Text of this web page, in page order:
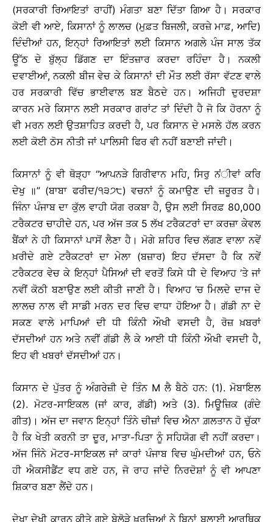
(ਸਰਕਾਰੀ ਰਿਆਇਤਾਂ ਰਾਹੀਂ) ਮੰਗਤਾ ਬਣਾ ਦਿੱਤਾ ਗਿਆ ਹੈ। ਸਰਕਾਰ
ਕੋਈ ਵੀ ਆਏ, ਕਿਸਾਨਾਂ ਨੂੰ ਲਾਲਚ (ਮੁਫ਼ਤ ਬਿਜਲੀ, ਕਰਜ਼ੇ ਮਾਫ਼, ਆਦਿ)
ਦਿੰਦੀਆਂ ਹਨ, ਇਨ੍ਹਾਂ ਰਿਆਇਤਾਂ ਲਈ ਕਿਸਾਨ ਅਗਲੇ ਪੰਜ ਸਾਲ ਤੱਕ
ਊੱਠ ਦੇ ਬੁੱਲ੍ਹ ਡਿੱਗਣ ਦਾ ਇੰਤਜ਼ਾਰ ਕਰਦਾ ਰਹਿੰਦਾ ਹੈ। ਨਕਲੀ
ਦਵਾਈਆਂ, ਨਕਲੀ ਬੀਜ ਵੇਚ ਕੇ ਕਿਸਾਨਾਂ ਦੀ ਮੌਤ ਲਈ ਰੱਸਾ ਵੱਟਣ ਵਾਲੇ
ਹਰ ਸਰਕਾਰੀ ਵਿੱਚ ਭਾਈਵਾਲ ਬਣ ਬੈਠਦੇ ਹਨ। ਅਜਿਹੀ ਦੁਰਦਸ਼ਾ
ਕਾਰਨ ਮਰੇ ਕਿਸਾਨ ਲਈ ਸਰਕਾਰ ਗਰਾਂਟ ਤਾਂ ਦਿੰਦੀ ਹੈ ਜੋ ਕਿ ਹੋਰਨਾ ਨੂੰ
ਵੀ ਮਰਨ ਲਈ ਉਤਸ਼ਾਹਿਤ ਕਰਦੀ ਹੈ, ਪਰ ਕਿਸਾਨ ਦੇ ਮਸਲੇ ਹੱਲ ਕਰਨ
ਲਈ ਕੋਈ ਠੋਸ ਨੀਤੀ ਜਾਂ ਪਾਲਿਸੀ ਫਿਰ ਵੀ ਨਹੀਂ ਬਣਾਈ ਜਾਂਦੀ।
ਕਿਸਾਨਾਂ ਨੂੰ ਵੀ ਥੋੜ੍ਹਾ ‘‘ਆਪਨੜੇ ਗਿਰੀਵਾਨ ਮਹਿ, ਸਿਰੁ ਨਂੀਵਾਂ ਕਰਿ
ਦੇਖੁ ॥’’ (ਬਾਬਾ ਫਰੀਦ/੧੩੭੮) ਵਚਨਾਂ ਨੂੰ ਕਮਾਉਣ ਦੀ ਜ਼ਰੂਰਤ ਹੈ।
ਜਿੰਨਾ ਪੰਜਾਬ ਦਾ ਕੁੱਲ ਵਾਹੀ ਯੋਗ ਰਕਬਾ ਹੈ, ਉਸ ਲਈ ਸਿਰਫ਼ 80,000
ਟਰੈਕਟਰ ਚਾਹੀਦੇ ਹਨ, ਪਰ ਅੱਜ ਤਕ 5 ਲੱਖ ਟਰੈਕਟਰਾਂ ਦਾ ਕਰਜ਼ਾ ਕੇਵਲ
ਬੈਂਕਾਂ ਨੇ ਹੀ ਕਿਸਾਨਾਂ ਪਾਸੋਂ ਲੈਣਾ ਹੈ। ਮੋਗੇ ਸ਼ਹਿਰ ਵਿਚ ਲੱਗਣ ਵਾਲਾ ਨਵੇਂ
ਖ਼ਰੀਦੇ ਗਏ ਟਰੈਕਟਰਾਂ ਦਾ ਮੇਲਾ (ਬਜ਼ਾਰ) ਇਹ ਦੱਸਦਾ ਹੈ ਕਿ ਨਵੇਂ
ਟਰੈਕਟਰ ਵੇਚ ਕੇ ਇਨ੍ਹਾਂ ਪੈਸਿਆਂ ਦੀ ਵਰਤੋਂ ਕਿਸੇ ਧੀ ਦੇ ਵਿਆਹ ’ਤੇ ਜਾਂ
ਨਵੀਂ ਕੋਠੀ ਬਣਾਉਣ ਲਈ ਕੀਤੀ ਜਾਣੀ ਹੈ। ਵਿਆਹ ’ਚ ਮਿਲਦੇ ਦਾਜ ਦੇ
ਲਾਲਚ ਨਾਲ ਵੀ ਸਾਡੀ ਮਰਨ ਦਰ ਵਿਚ ਵਾਧਾ ਹੋਇਆ ਹੈ। ਗੱਡੀ ਨਾ ਦੇ
ਸਕਣ ਵਾਲੇ ਮਾਪਿਆਂ ਦੀ ਧੀ ਕਿੰਨੀ ਔਖੀ ਵਸਦੀ ਹੈ, ਰੋਜ਼ ਖ਼ਬਰਾਂ
ਦੱਸਦੀਆਂ ਹਨ ਅਤੇ ਨਵੀਂ ਗੱਡੀ ਲੈ ਕੇ ਆਈ ਧੀ ਕਿੰਨੀ ਔਖੀ ਵਸਦੀ ਹੈ,
ਇਹ ਵੀ ਖਬਰਾਂ ਦੱਸਦੀਆਂ ਹਨ।
ਕਿਸਾਨ ਦੇ ਪੁੱਤਰ ਨੂੰ ਅੰਗਰੇਜ਼ੀ ਦੇ ਤਿੰਨ M ਲੈ ਬੈਠੇ ਹਨ: (1). ਮੋਬਾਇਲ
(2). ਮੋਟਰ-ਸਾਇਕਲ (ਜਾਂ ਕਾਰ, ਗੱਡੀ) ਅਤੇ (3). ਮਿਊਜ਼ਿਕ (ਗੰਦੇ
ਗੀਤ)। ਅੱਜ ਦਾ ਜਵਾਨ ਇਨ੍ਹਾਂ ਤਿੰਨੇ ਚੀਜ਼ਾਂ ਵਿਚ ਐਨਾ ਗ਼ਲਤਾਨ ਹੋ ਚੁੱਕਾ
ਹੈ ਕਿ ਖੇਤੀ ਕਰਨੀ ਤਾ ਦੂਰ, ਮਾਤਾ-ਪਿਤਾ ਨੂੰ ਸਹਿਯੋਗ ਵੀ ਨਹੀਂ ਕਰਦਾ।
ਅੱਜ ਜਿੰਨੇ ਮੋਟਰ-ਸਾਇਕਲ ਜਾਂ ਕਾਰਾਂ ਪੰਜਾਬ ਵਿਚ ਘੁੰਮਦੀਆਂ ਹਨ, ਓਨੇ
ਹੀ ਐਕਸੀਡੈਂਟ ਵਧ ਗਏ ਹਨ, ਜੋ ਰਾਹ ਜਾਂਦੇ ਨਿਰਦੋਸ਼ਾਂ ਨੂੰ ਵੀ ਆਪਣਾ
ਸ਼ਿਕਾਰ ਬਣਾ ਲੈਂਦੇ ਹਨ।
ਦੇਖਾ ਦੇਖੀ ਕਾਰਨ ਕੀਤੇ ਗਏ ਬੇਲੋੜੇ ਖ਼ਰਚਿਆਂ ਨੇ ਬਿਨਾਂ ਬੁਲਾਈ ਆਰਥਿਕ